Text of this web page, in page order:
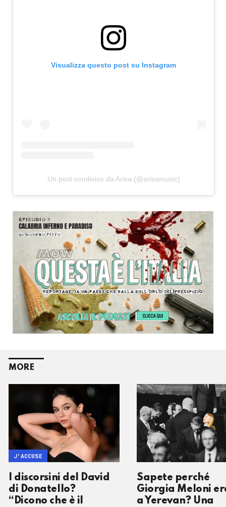
Visualizza questo post su Instagram
Un post condiviso da Arisa (@arisamusic)
MORE
I discorsini del David
di Donatello?
“Dicono che è il
J'ACCUSE
Sapete perché
Giorgia Meloni
a Yerevan? Una